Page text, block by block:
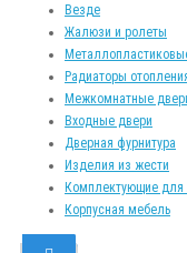
Везде
Жалюзи и ролеты
Радиаторы
Межкомнатные
Входные двери
Дверная фурнитура
Изделия из жести
Комплектующие для
Корпусная мебель